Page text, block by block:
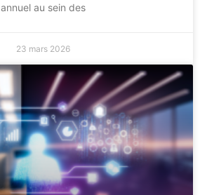
annuel au sein des
23 mars 2026